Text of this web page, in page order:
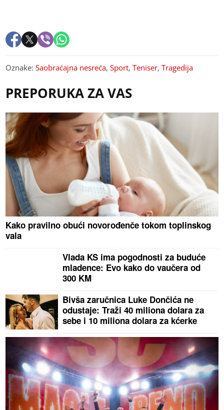
Oznake:Saobraćajna nesreća,Sport,Teniser,Tragedija
PREPORUKA ZA VAS
Kako pravilno obući novorođenče tokom toplinskog
vala
Vlada KS ima pogodnosti za buduće
mladence: Evo kako do vaučera od
300 KM
Bivša zaručnica Luke Dončića ne
odustaje: Traži 40 miliona dolara za
sebe i 10 miliona dolara za kćerke